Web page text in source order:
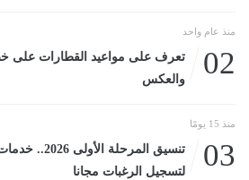
منذ عام واحد
02
تعرف على مواعيد القطارات على
والعكس
منذ 15 يومًا
03
تنسيق
لتسجيل الرغبات مجانا